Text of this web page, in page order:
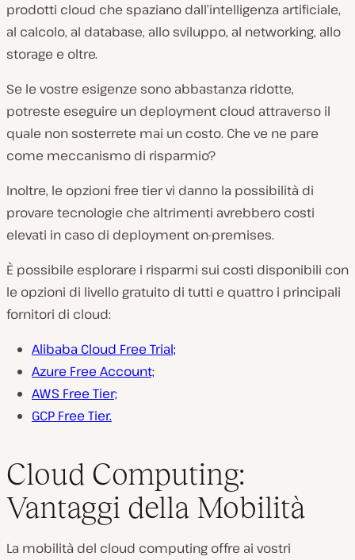
prodotti cloud che spaziano dall’intelligenza artificiale,
al calcolo, al database, allo sviluppo, al networking, allo
storage e oltre.
Se le vostre esigenze sono abbastanza ridotte,
potreste eseguire un deployment cloud attraverso il
quale non sosterrete mai un costo. Che ve ne pare
come meccanismo di risparmio?
Inoltre, le opzioni free tier vi danno la possibilità di
provare tecnologie che altrimenti avrebbero costi
elevati in caso di deployment on-premises.
È possibile esplorare i risparmi sui costi disponibili con
le opzioni di livello gratuito di tutti e quattro i principali
fornitori di cloud:
Alibaba Cloud Free Trial;
Azure Free Account;
AWS Free Tier;
GCP Free Tier.
Cloud Computing:
Vantaggi della Mobilità
La mobilità del cloud computing offre ai vostri